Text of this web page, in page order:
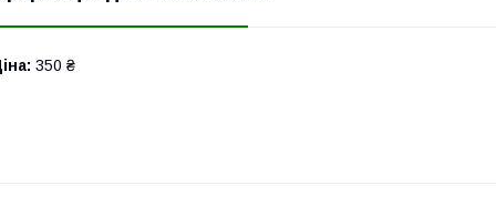
350 ₴